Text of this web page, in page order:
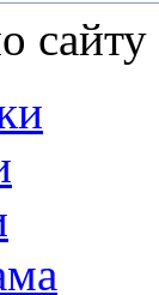
сайту